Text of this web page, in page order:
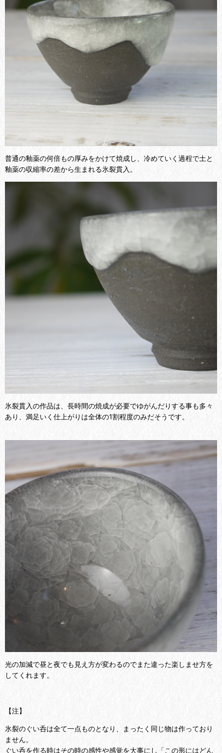
普通の釉薬の何倍もの厚みをかけて焼成し、冷めていく過程で土と
釉薬の収縮率の差から生まれる氷裂貫入。
氷裂貫入の作品は、長時間の焼成が必要でゆがんだりする事も多々
あり、満足いく仕上がりは全体の1割程度のみだそうです。
光の加減で昼と夜でも見え方が変わるのでまた違った楽しませ方を
してくれます。
【注】
氷裂のぐい呑は全て一点ものとなり、まったく同じ物は作っており
ません。
ぐい呑を作る時はその時の感性や感覚を大事にし「この形にはどん